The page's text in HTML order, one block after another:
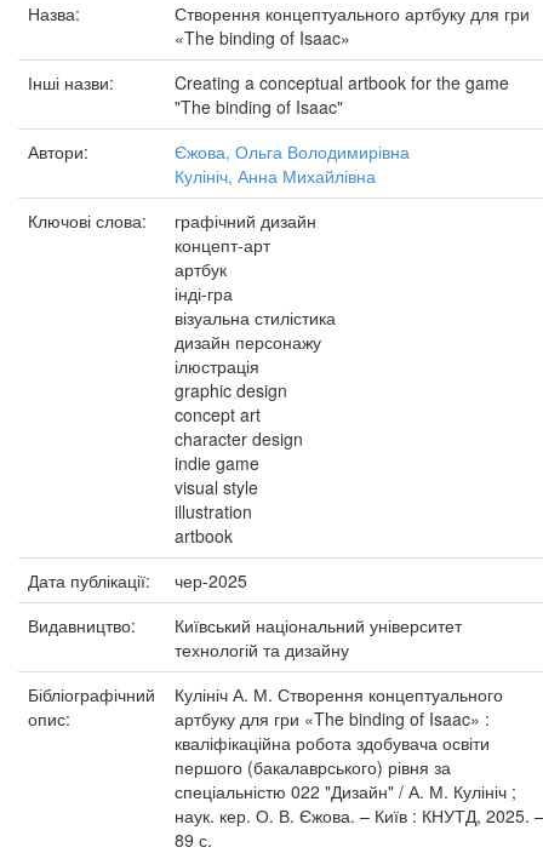
Назва:
Створення концептуального артбуку для гри
«The binding of Isaac»
Інші назви:
Creating a conceptual artbook for the game
"The binding of Isaac"
Автори:
Єжова, Ольга Володимирівна
Кулініч, Анна Михайлівна
Ключові слова:
графічний дизайн
концепт-арт
артбук
інді-гра
візуальна стилістика
дизайн персонажу
ілюстрація
graphic design
concept art
character design
indie game
visual style
illustration
artbook
Дата публікації:
чер-2025
Видавництво:
Київський національний університет
технологій та дизайну
Бібліографічний
опис:
Кулініч А. М. Створення концептуального
артбуку для гри «The binding of Isaac» :
кваліфікаційна робота здобувача освіти
першого (бакалаврського) рівня за
спеціальністю 022 "Дизайн" / А. М. Кулініч ;
наук. кер. О. В. Єжова. – Київ : КНУТД, 2025. –
89 с.